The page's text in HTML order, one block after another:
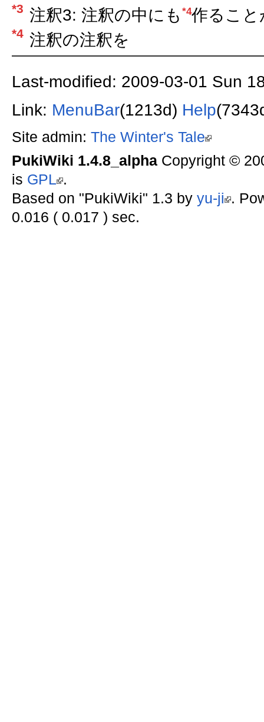
*3 注釈3: 注釈の中にも *4作るこ
*4 注釈の注釈を
Last-modified: 2009-03-01 Sun
Link: MenuBar(1213d) Help
Site admin: The Winter's Tale
PukiWiki 1.4.8_alphaCopyright ©
is GPL .
Based on "PukiWiki" 1.3 by yu-ji .
0.016 ( 0.017 ) sec.